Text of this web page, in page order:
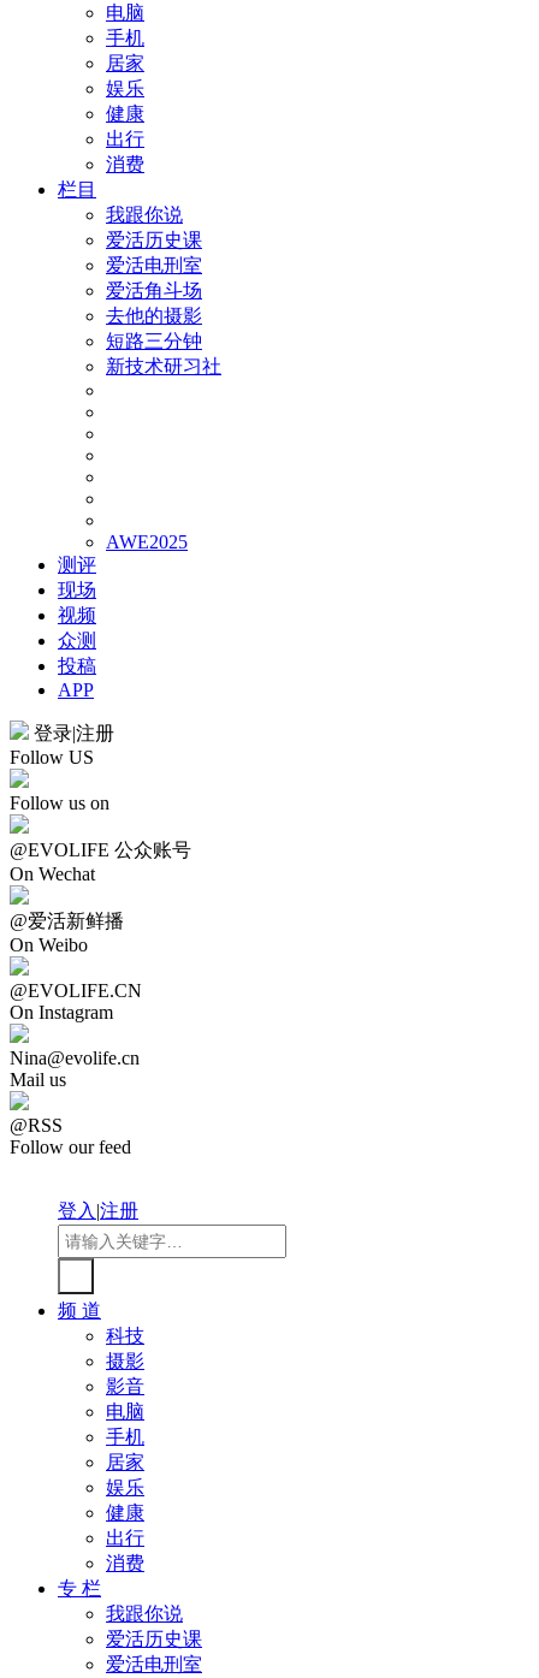
电脑
手机
居家
娱乐
健康
出行
消费
栏目
我跟你说
爱活历史课
爱活电刑室
爱活角斗场
去他的摄影
短路三分钟
新技术研习社
AWE2025
测评
现场
视频
众测
投稿
APP
登录|注册
Follow US
Follow us on
@EVOLIFE 公众账号
On Wechat
@爱活新鲜播
On Weibo
@EVOLIFE.CN
On Instagram
Nina@evolife.cn
Mail us
@RSS
Follow our feed
登入|注册
频 道
科技
摄影
影音
电脑
手机
居家
娱乐
健康
出行
消费
专 栏
我跟你说
爱活历史课
爱活电刑室